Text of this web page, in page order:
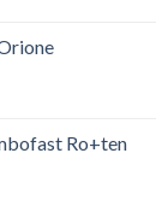
Ro+ten